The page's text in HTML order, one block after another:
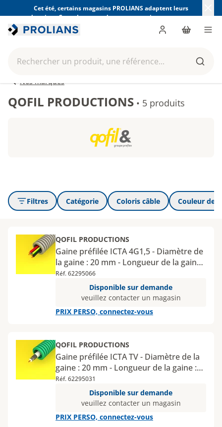
Cet été, certains magasins PROLIANS adaptent leurs
horaires. Consultez ceux de votre magasin avant votre
visite.
Rechercher un produit, une référence...
Panier
Nos marques
QOFIL PRODUCTIONS • 5 produits
Filtres Catégorie Coloris câble Couleur de
QOFIL PRODUCTIONS
Gaine préfilée ICTA 4G1,5 - Diamètre de
la gaine : 20 mm - Longueur de la gaine :
100 m - 4 fils : bleu / noir / rouge / vert
Réf. 62295066
Disponible sur demande
veuillez contacter un magasin
PRIX PERSO, connectez-vous
QOFIL PRODUCTIONS
Gaine préfilée ICTA TV - Diamètre de la
gaine : 20 mm - Longueur de la gaine :
100 m
Réf. 62295031
Disponible sur demande
veuillez contacter un magasin
PRIX PERSO, connectez-vous